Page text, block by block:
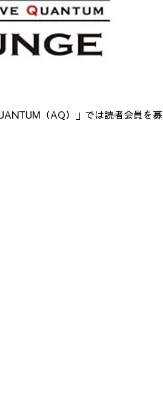
（AQ）」では読者会員を募